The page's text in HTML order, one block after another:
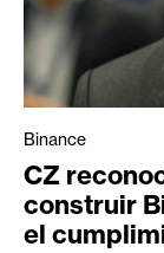
Binance
CZ
construir
el